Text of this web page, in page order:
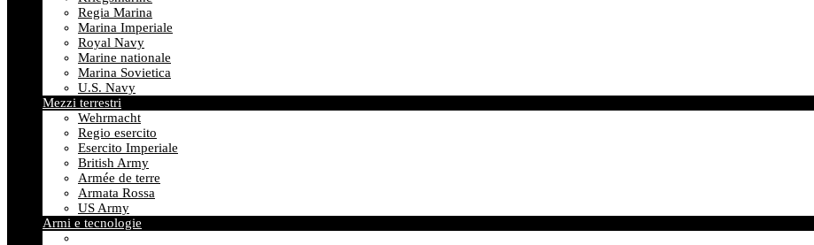
Regia Marina
Marina Imperiale
Royal Navy
Marine nationale
Marina Sovietica
U.S. Navy
Mezzi terrestri
Wehrmacht
Regio esercito
Esercito Imperiale
British Army
Armée de terre
Armata Rossa
US Army
Armi e tecnologie